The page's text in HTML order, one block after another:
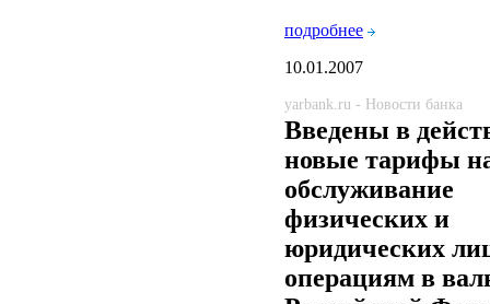
подробнее
10.01.2007
yarbank.ru - Новости банка
Введены в
новые тарифы
обслуживание
физических и
юридических
операциям в